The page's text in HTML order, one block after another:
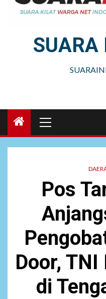
SUARA
Menu
Pos
Door,
di